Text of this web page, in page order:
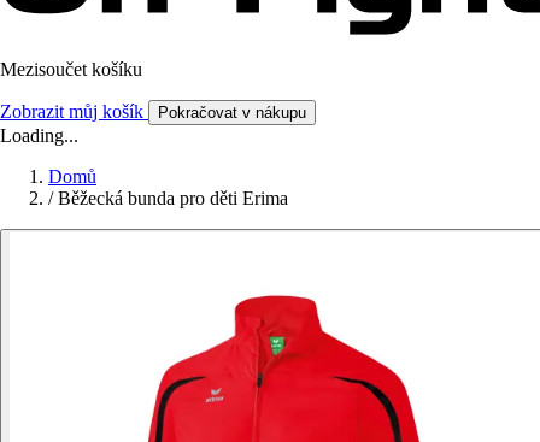
Mezisoučet košíku
Zobrazit můj košík Pokračovat v nákupu
Loading...
Domů
/ Běžecká bunda pro děti Erima